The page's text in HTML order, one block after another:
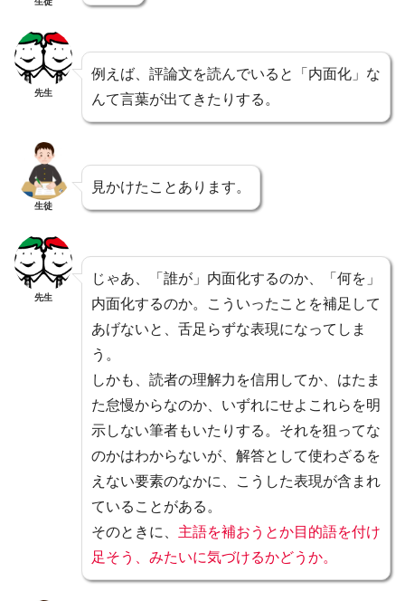
先生
例えば、評論文を読んでいると「内面化」な
んて言葉が出てきたりする。
生徒
見かけたことあります。
先生
じゃあ、「誰が」内面化するのか、「何を」
内面化するのか。こういったことを補足して
あげないと、舌足らずな表現になってしま
う。
しかも、読者の理解力を信用してか、はたま
た怠慢からなのか、いずれにせよこれらを明
示しない筆者もいたりする。それを狙ってな
のかはわからないが、解答として使わざるを
えない要素のなかに、こうした表現が含まれ
ていることがある。
そのときに、 主語を補おうとか目的語を付け
足そう、みたいに気づけるかどうか。